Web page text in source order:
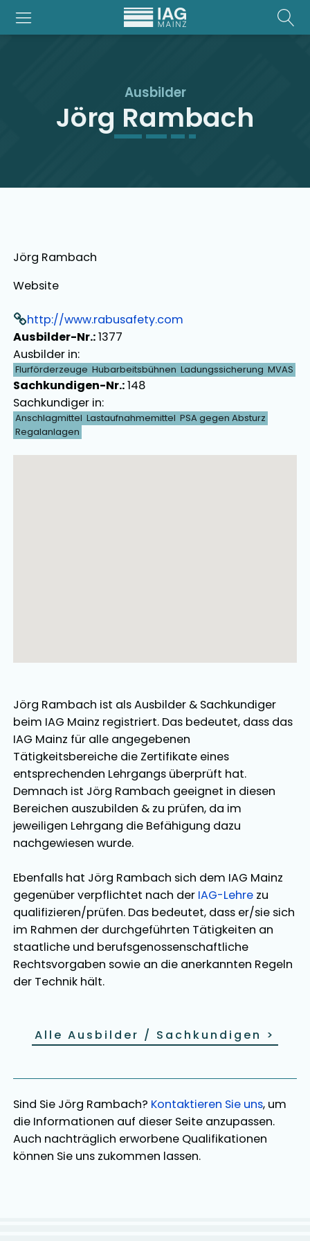
Ausbilder
Jörg Rambach
Jörg Rambach
Website
http://www.rabusafety.com
Ausbilder-Nr.:1377
Ausbilder in:
Flurförderzeuge Hubarbeitsbühnen Ladungssicherung MVAS
Sachkundigen-Nr.:148
Sachkundiger in:
Anschlagmittel Lastaufnahmemittel PSA gegen Absturz
Regalanlagen
Jörg Rambach ist alsAusbilder & Sachkundiger
beim IAG Mainz registriert. Das bedeutet, dass das
IAG Mainz für alle angegebenen
Tätigkeitsbereiche die Zertifikate eines
entsprechenden Lehrgangs überprüft hat.
Demnach ist Jörg Rambach geeignet in diesen
Bereichen auszubilden & zu prüfen, da im
jeweiligen Lehrgang die Befähigung dazu
nachgewiesen wurde.
Ebenfalls hat Jörg Rambach sich dem IAG Mainz
gegenüber verpflichtet nach der IAG-Lehre zu
qualifizieren/prüfen. Das bedeutet, dass er/sie sich
im Rahmen der durchgeführten Tätigkeiten an
staatliche und berufsgenossenschaftliche
Rechtsvorgaben sowie an die anerkannten Regeln
der Technik hält.
Alle Ausbilder / Sachkundigen >
Sind Sie Jörg Rambach? Kontaktieren Sie uns, um
die Informationen auf dieser Seite anzupassen.
Auch nachträglich erworbene Qualifikationen
können Sie uns zukommen lassen.